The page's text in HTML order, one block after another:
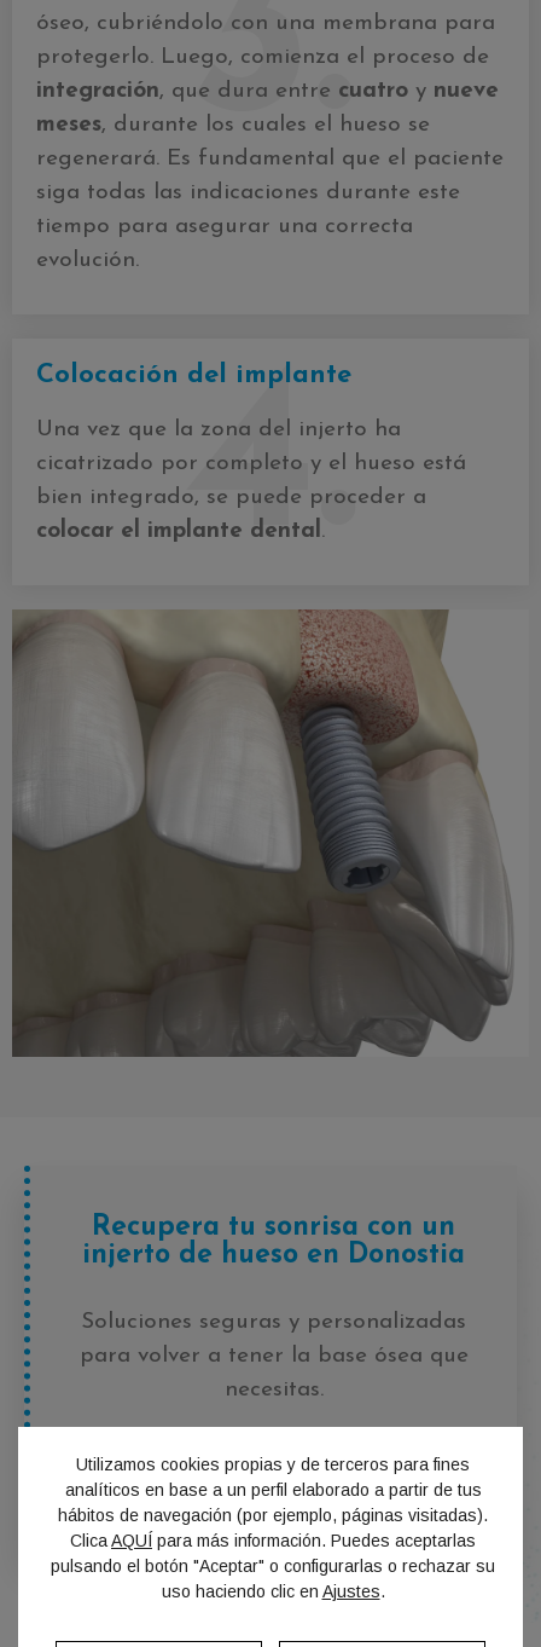
óseo, cubriéndolo con una membrana para
protegerlo. Luego, comienza el proceso de
integración, que dura entre cuatro y nueve
meses, durante los cuales el hueso se
regenerará. Es fundamental que el paciente
siga todas las indicaciones durante este
tiempo para asegurar una correcta
evolución.
4.
Colocación del implante
Una vez que la zona del injerto ha
cicatrizado por completo y el hueso está
bien integrado, se puede proceder a
colocar el implante dental.
Recupera tu sonrisa con un
injerto de hueso en Donostia
Soluciones seguras y personalizadas
para volver a tener la base ósea que
necesitas.
PIDE TU CITA
Utilizamos cookies propias y de terceros para fines
analíticos en base a un perfil elaborado a partir de tus
hábitos de navegación (por ejemplo, páginas visitadas).
ClicaAQUÍ para más información. Puedes aceptarlas
pulsando el botón "Aceptar" o configurarlas o rechazar su
uso haciendo clic en Ajustes.